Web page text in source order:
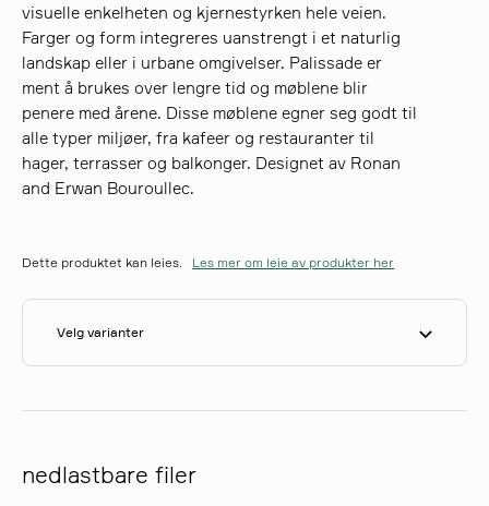
søk
visuelle enkelheten og kjernestyrken hele veien.
Farger og form integreres uanstrengt i et naturlig
landskap eller i urbane omgivelser. Palissade er
ment å brukes over lengre tid og møblene blir
penere med årene. Disse møblene egner seg godt til
alle typer miljøer, fra kafeer og restauranter til
hager, terrasser og balkonger. Designet av Ronan
and Erwan Bouroullec.
Dette produktet kan leies. Les mer om leie av produkter her
Velg varianter
nedlastbare filer